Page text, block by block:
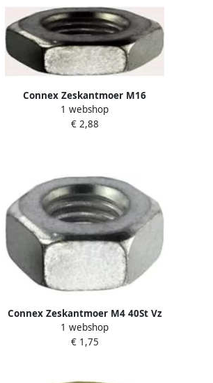
Connex Zeskantmoer M16
Afgeplat 4St Vz KY4221016
1 webshop
€ 2,88
Connex Zeskantmoer M4 40St Vz
KY4220004
1 webshop
€ 1,75